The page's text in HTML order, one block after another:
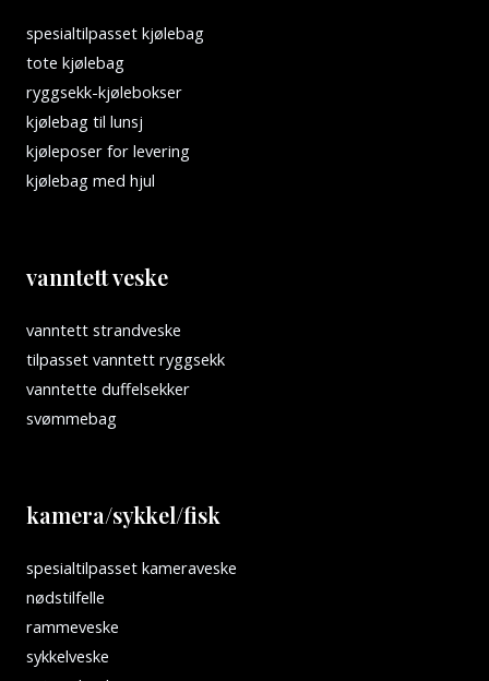
spesialtilpasset kjølebag
tote kjølebag
ryggsekk-kjølebokser
kjølebag til lunsj
kjøleposer for levering
kjølebag med hjul
vanntett veske
vanntett strandveske
tilpasset vanntett ryggsekk
vanntette duffelsekker
svømmebag
kamera/sykkel/fisk
spesialtilpasset kameraveske
nødstilfelle
rammeveske
sykkelveske